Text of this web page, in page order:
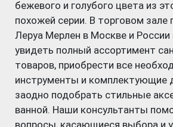
бежевого и голубого цвета из
похожей серии. В торговом зале
Леруа Мерлен в Москве и
увидеть полный ассортимент
товаров, приобрести все
инструменты и комплектующие
заодно подобрать стильные
ванной. Наши консультанты
вопросы, касающиеся выбора и